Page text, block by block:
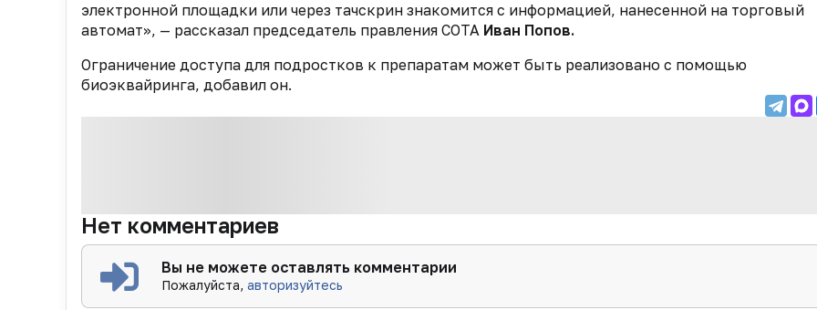
электронной площадки или через тачскрин знакомится с информацией, нанесенной на торговый
автомат», — рассказал председатель правления СОТА Иван Попов.
Ограничение доступа для подростков к препаратам может быть реализовано с помощью
биоэквайринга, добавил он.
Нет комментариев
Вы не можете оставлять комментарии
Пожалуйста,авторизуйтесь